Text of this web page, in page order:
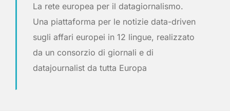
La rete europea per il datagiornalismo.
Una piattaforma per le notizie data-driven
sugli affari europei in 12 lingue, realizzato
da un consorzio di giornali e di
datajournalist da tutta Europa